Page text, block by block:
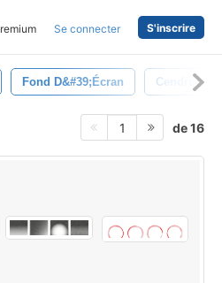
Se connecter S'inscrire
Fond D&#39;écran Cendre
1 de 16